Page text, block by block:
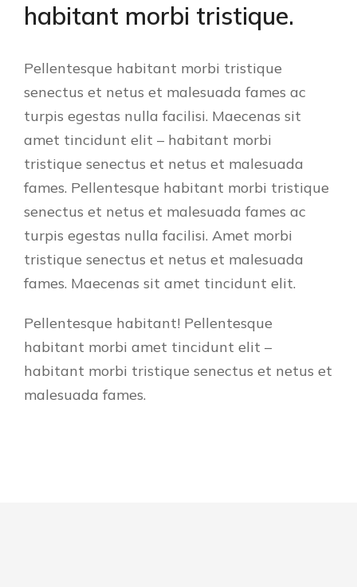
habitant morbi tristique.
Pellentesque habitant morbi tristique
senectus et netus et malesuada fames ac
turpis egestas nulla facilisi. Maecenas sit
amet tincidunt elit – habitant morbi
tristique senectus et netus et malesuada
fames. Pellentesque habitant morbi tristique
senectus et netus et malesuada fames ac
turpis egestas nulla facilisi. Amet morbi
tristique senectus et netus et malesuada
fames. Maecenas sit amet tincidunt elit.
Pellentesque habitant! Pellentesque
habitant morbi amet tincidunt elit –
habitant morbi tristique senectus et netus et
malesuada fames.